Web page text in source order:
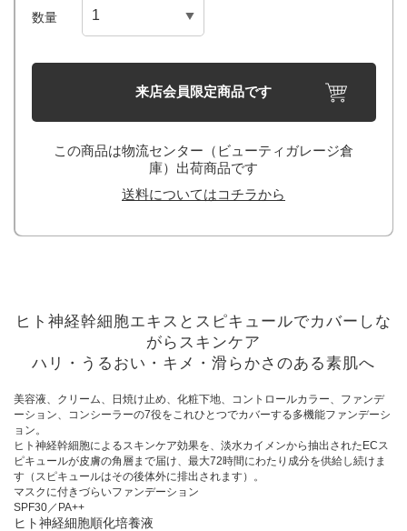
数量
来店会員限定商品です
この商品は物流センター（ビューティガレージ倉
庫）出荷商品です
送料についてはコチラから
ヒト神経幹細胞エキスとスピキュールでカバーしな
がらスキンケア
ハリ・うるおい・キメ・滑らかさのある素肌へ
美容液、クリーム、日焼け止め、化粧下地、コントロールカラー、ファンデ
ーション、コンシーラーの7役をこれひとつでカバーする多機能ファンデーシ
ョン。
ヒト神経幹細胞によるスキンケア効果を、淡水カイメンから抽出されたECス
ピキュールが皮膚の角層まで届け、最大72時間にわたり成分を供給し続けま
す（スピキュールはその後体外に排出されます）。
マスクに付きづらいファンデーション
SPF30／PA++
ヒト神経細胞順化培養液